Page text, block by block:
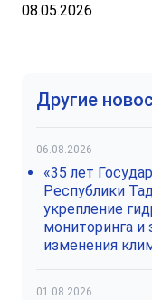
08.05.2026
Другие
06.08.2026
«35 лет
Республики
укрепление
мониторинга и
изменения
01.08.2026